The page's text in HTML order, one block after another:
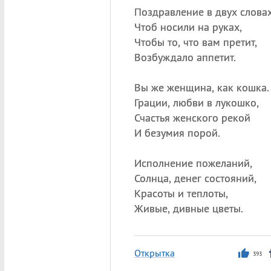
Поздравление в двух
Чтоб носили на руках,
Чтобы то, что вам претит,
Возбуждало аппетит.
Вы же женщина, как кошка.
Грации, любви в лукошко,
Счастья женского рекой
И безумия порой.
Исполнение пожеланий,
Солнца, денег состояний,
Красоты и теплоты,
Живые, дивные цветы.
Открытка 393